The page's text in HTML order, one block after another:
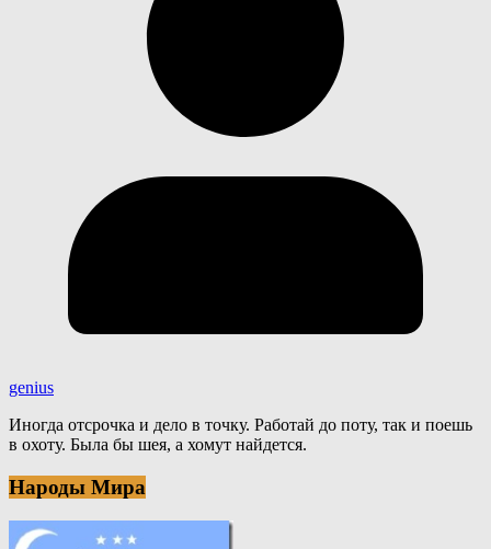
genius
Иногда отсрочка и дело в точку. Работай до поту, так и поешь
в охоту. Была бы шея, а хомут найдется.
Народы Мира